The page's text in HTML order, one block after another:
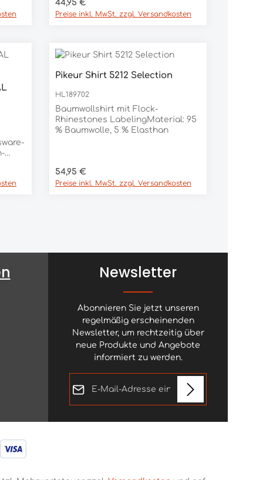
ELASTAN
Regulärer Preis:
44,95 €
Preise inkl. MwSt. zzgl. Versandkosten
Pikeur Shirt 5212 Selection
HL189702
Baumwollshirt mit Flock-
Rhinestones LabelingMaterial: 95
% Baumwolle, 5 % Elasthan
Regulärer Preis:
54,95 €
Preise inkl. MwSt. zzgl. Versandkosten
Newsletter
Abonnieren Sie jetzt unseren
regelmäßig erscheinenden
Newsletter, um rechtzeitig über
neue Produkte und Angebote
informiert zu werden.
E-Mail-Adresse*